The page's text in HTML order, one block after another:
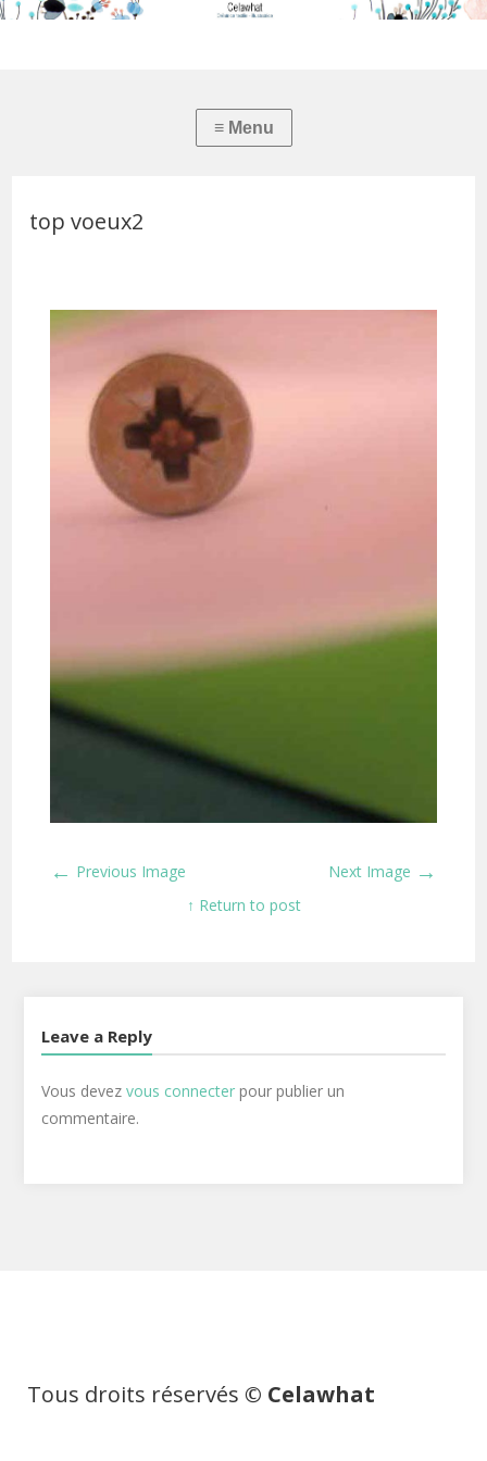
top voeux2
← Previous Image Next Image →
↑ Return to post
Leave a Reply
Vous devez vous connecterpour publier un
commentaire.
Tous droits réservés © Celawhat